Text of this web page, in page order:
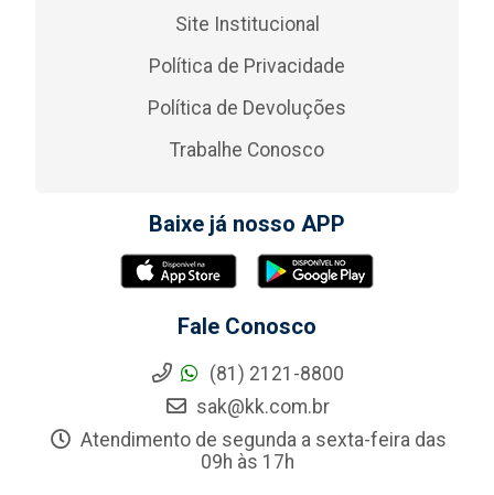
Site Institucional
Política de Privacidade
Política de Devoluções
Trabalhe Conosco
Baixe já nosso APP
Fale Conosco
(81) 2121-8800
sak@kk.com.br
Atendimento de segunda a sexta-feira das
09h às 17h